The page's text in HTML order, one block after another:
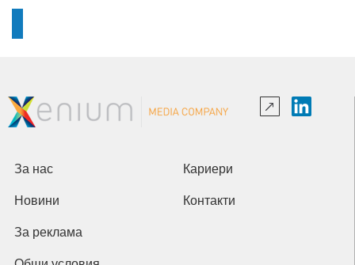
За нас Кариери
Новини Контакти
За реклама